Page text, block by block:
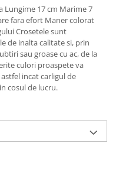
Lungime 17 cm Marime 7
fara efort Maner colorat
Crosetele sunt
de inalta calitate si, prin
sau groase cu ac, de la
culori proaspete va
incat carligul de
cosul de lucru.